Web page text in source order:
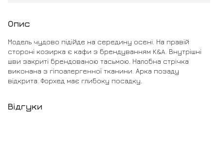
Опис
Модель чудово підійде на середину осені. На правій
стороні козирка є кафи з брендуванням K&A. Внутрішні
шви закриті брендованою тасьмою. Налобна стрічка
виконана з гіпоалергенної тканини. Арка позаду
відкрита. Форхед має глибоку посадку.
Відгуки